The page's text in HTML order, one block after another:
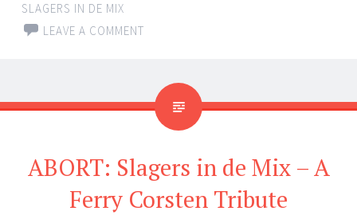
SLAGERS IN DE MIX
LEAVE A COMMENT
ABORT: Slagers in de Mix – A
Ferry Corsten Tribute